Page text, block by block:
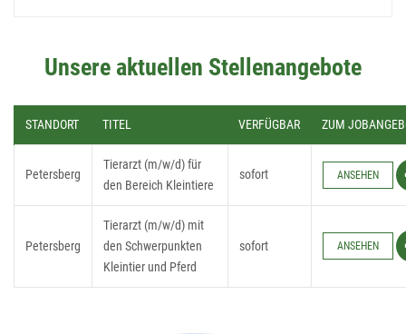
Unsere aktuellen Stellenangebote
STANDORT TITEL VERFÜGBAR ZUM
Petersberg
Tierarzt (m/w/d) für
den Bereich Kleintiere
sofort ANSEHEN
Petersberg
Tierarzt (m/w/d) mit
den Schwerpunkten
Kleintier und Pferd
sofort ANSEHEN